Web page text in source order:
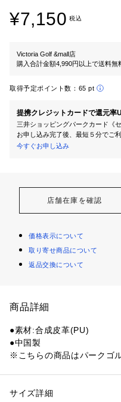
¥7,150 税込
Victoria Golf &mall店
購入合計金額4,990円以上で送料無
取得予定ポイント数： 65 pt
提携クレジットカードで還元率
三井ショッピングパークカード《
お申し込み完了後、最短５分でご利
今すぐお申し込み
店舗在庫を確認
価格表示について
取り寄せ商品について
返品交換について
商品詳細
●素材:合成皮革(PU)
●中国製
※こちらの商品はパークゴ
チ。ボール2個収納可能。
性別：レディース
サイズ詳細